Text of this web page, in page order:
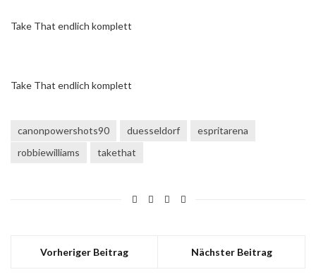
Take That endlich komplett
Take That endlich komplett
canonpowershots90 duesseldorf
espritarena
robbiewilliams
takethat
Vorheriger Beitrag Nächster Beitrag